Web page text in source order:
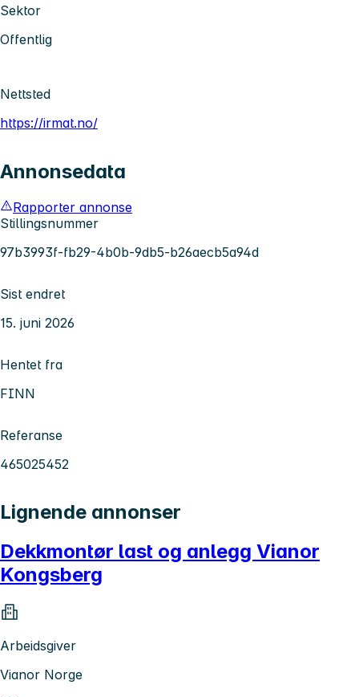
Sektor
Offentlig
Nettsted
https://irmat.no/
Annonsedata
Rapporter annonse
Stillingsnummer
97b3993f-fb29-4b0b-9db5-b26aecb5a94d
Sist endret
15. juni 2026
Hentet fra
FINN
Referanse
465025452
Lignende annonser
Dekkmontør last og anlegg Vianor
Kongsberg
Arbeidsgiver
Vianor Norge